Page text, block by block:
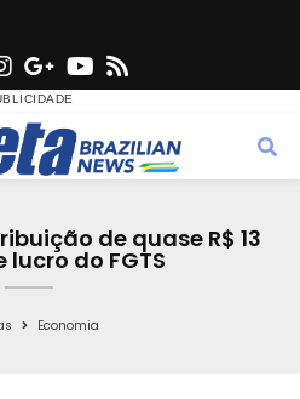
n
s
t
g
r
a
G
o
o
g
e
Y
u
t
b
s
de quase R$ 13
lucro do FGTS
Economia